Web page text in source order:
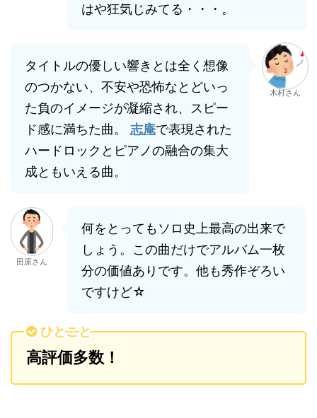
はや狂気じみてる・・・。
タイトルの優しい響きとは全く想像
のつかない、不安や恐怖なとどいっ
た負のイメージが凝縮され、スピー
ド感に満ちた曲。 志庵で表現された
ハードロックとピアノの融合の集大
成ともいえる曲。
木村さん
田原さん
何をとってもソロ史上最高の出来で
しょう。この曲だけでアルバム一枚
分の価値ありです。他も秀作ぞろい
ですけど☆
ひとこと
高評価多数！